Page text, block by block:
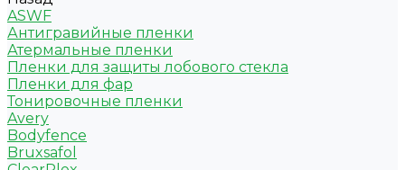
ASWF
Антигравийные пленки
Атермальные пленки
Пленки для защиты лобового стекла
Пленки для фар
Тонировочные пленки
Avery
Bodyfence
Bruxsafol